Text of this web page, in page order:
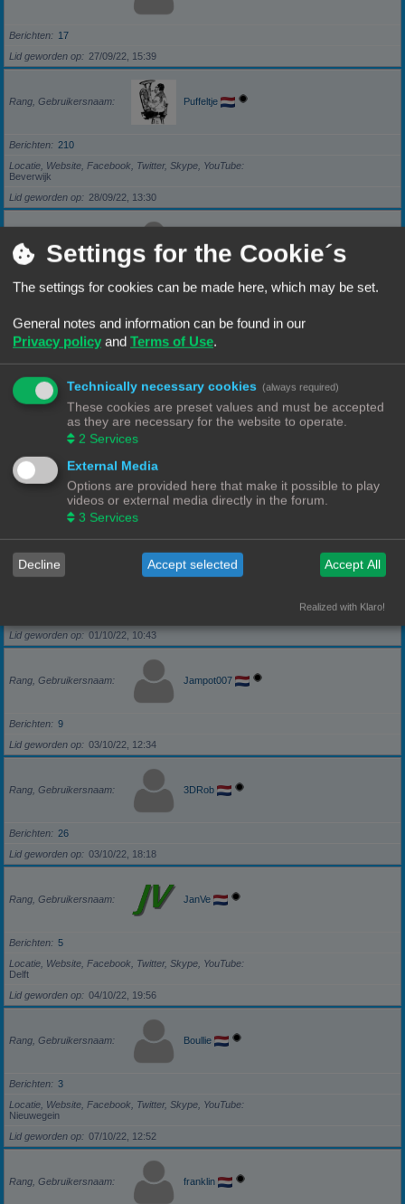
Berichten
17
Lid geworden op
27/09/22, 15:39
Rang, Gebruikersnaam Puffeltje
Berichten
210
Locatie, Website, Facebook, Twitter, Skype, YouTube
Beverwijk
Lid geworden op
28/09/22, 13:30
Rang, Gebruikersnaam darkzero
Berichten
5
Rang, Gebruikersnaam
Berichten
29/09/22, 17:18
Rang, Gebruikersnaam
Lid geworden op
30/09/22, 13:40
Rang, Gebruikersnaam Robbel2005
Lid geworden op
01/10/22, 10:43
Rang, Gebruikersnaam Jampot007
Berichten
9
Lid geworden op
03/10/22, 12:34
Rang, Gebruikersnaam 3DRob
Berichten
26
Lid geworden op
03/10/22, 18:18
Rang, Gebruikersnaam JanVe
Berichten
5
Locatie, Website, Facebook, Twitter, Skype, YouTube
Delft
Lid geworden op
04/10/22, 19:56
Rang, Gebruikersnaam Boullie
Berichten
3
Locatie, Website, Facebook, Twitter, Skype, YouTube
Nieuwegein
Lid geworden op
07/10/22, 12:52
Rang, Gebruikersnaam franklin
Settings for the Cookie´s
The settings for cookies can be made here, which may be set.
General notes and information can be found in our
Privacy policy and Terms of Use.
Technically necessary cookies (always required)
These cookies are preset values and must be accepted
as they are necessary for the website to operate.
2 Services
External Media
Options are provided here that make it possible to play
videos or external media directly in the forum.
3 Services
Decline Accept selected Accept All
Realized with Klaro!